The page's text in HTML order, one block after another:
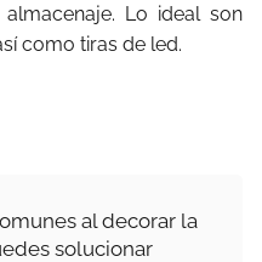
Lo ideal son
como tiras de led.
al decorar la
solucionar